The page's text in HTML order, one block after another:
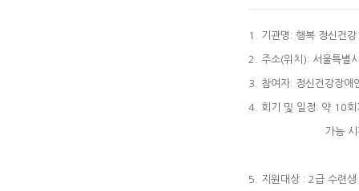
1. 기관명: 행복 정신건
2. 주소(위치): 서울특별
3. 참여자: 정신건강장
4. 회기 및 일정: 약 10회
가능 시간대 오
5. 지원대상 : 2급 수련